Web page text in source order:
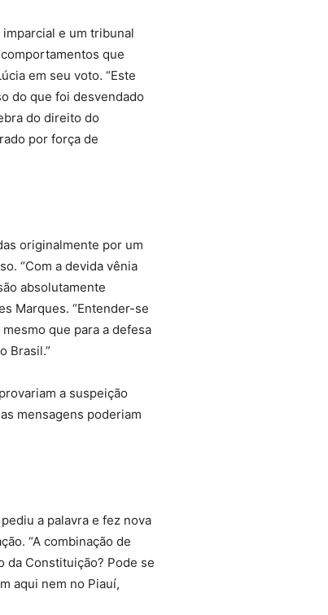
e um tribunal
que
em seu voto. “Este
do que foi desvendado
do direito do
por força de
originalmente por um
“Com a devida vênia
absolutamente
Marques. “Entender-se
que para a defesa
Brasil.”
a suspeição
mensagens poderiam
a palavra e fez nova
“A combinação de
da Constituição? Pode se
aqui nem no Piauí,